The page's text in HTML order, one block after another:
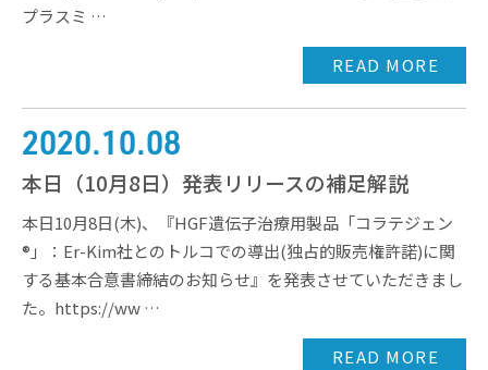
プラスミ …
READ MORE
2020.10.08
本日（10月8日）発表リリースの補足解説
本日10月8日(木)、『HGF遺伝子治療用製品「コラテジェン
®」：Er-Kim社とのトルコでの導出(独占的販売権許諾)に関
する基本合意書締結のお知らせ』を発表させていただきまし
た。https://ww …
READ MORE